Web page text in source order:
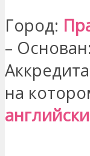
Город:
– Основан:
на